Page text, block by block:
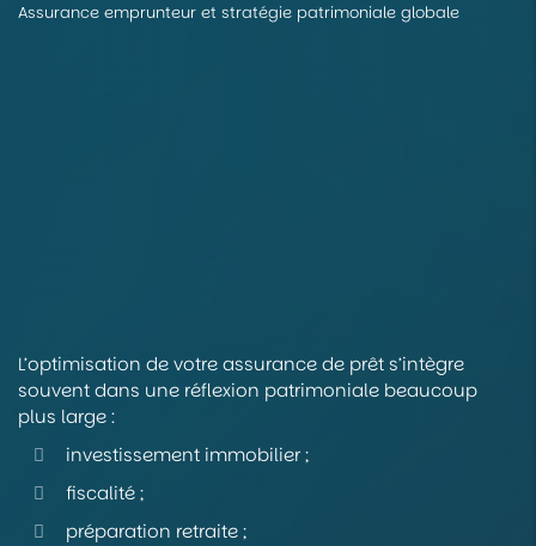
Assurance emprunteur et stratégie patrimoniale globale
L’optimisation de votre assurance de prêt s’intègre
souvent dans une réflexion patrimoniale beaucoup
plus large :
investissement immobilier ;
fiscalité ;
préparation retraite ;